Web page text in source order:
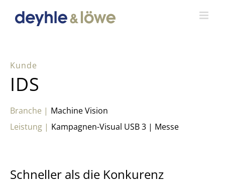
Inhalt
springen
IDS
Machine Vision
Kampagnen-Visual USB 3 | Messe
Schneller als die Konkurenz